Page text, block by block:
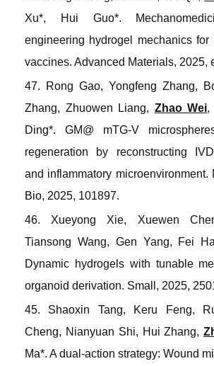
Xu*, Hui Guo*.
engineering hydrogel mechanics for
vaccines. Advanced Materials, 2025,
47. Rong Gao, Yongfeng Zhang,
Zhang, Zhuowen Liang, Zhao Wei,
Ding*. GM@ mTG-V
regeneration by reconstructing
and inflammatory microenvironment.
Bio, 2025, 101897.
46. Xueyong Xie, Xuewen
Tiansong Wang, Gen Yang, Fei
Dynamic hydrogels with tunable
organoid derivation. Small , 2025,
45. Shaoxin Tang, Keru Feng,
Cheng, Nianyuan Shi, Hui Zhang,
Ma*. A dual-action strategy: Wound